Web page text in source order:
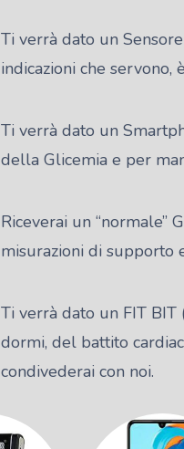
Ti verrà dato un
indicazioni che servono,
Ti verrà dato un
della Glicemia e per
Riceverai un
misurazioni di supporto
Ti verrà dato un FIT
dormi, del battito
condivederai con noi.